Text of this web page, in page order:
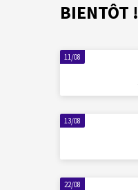
BIENTÔT !
11/08
13/08
22/08